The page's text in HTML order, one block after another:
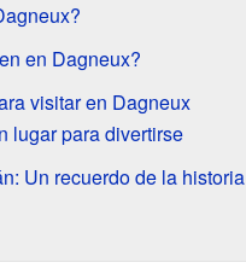
en Dagneux?
visitar en Dagneux
lugar para divertirse
Un recuerdo de la historia